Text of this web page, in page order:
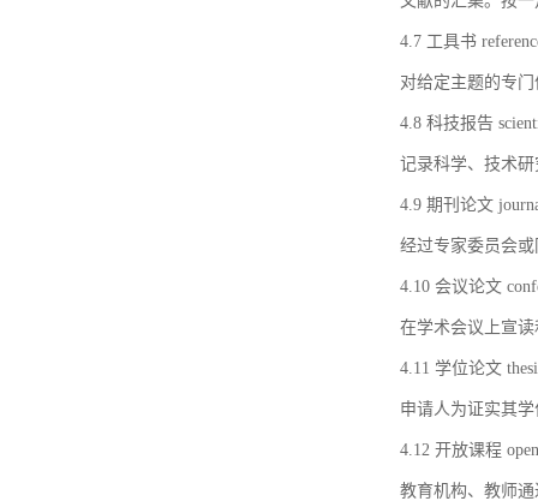
4.7 工具书
对给定主题的专
4.8 科技报告
记录科学、技术
4.9 期刊论文
经过专家委员会
4.10 会议论文
在学术会议上宣
4.11 学位论文
申请人为证实其
4.12 开放课程
教育机构、教师